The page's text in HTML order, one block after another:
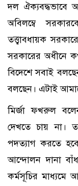
দল ঐক্যবদ্ধভাবে
অবিলম্বে
তত্ত্বাবধায়ক
সরকারের অধীনে
বিদেশে সবাই
বলছেন। এটাই
মির্জা ফখরুল
দেখতে চায় না।
পদত্যাগ করতে
আন্দোলন দানা
কর্মসূচির মাধ্যমে